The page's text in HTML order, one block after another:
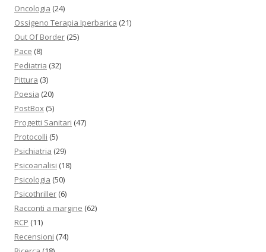
Oncologia (24)
Ossigeno Terapia Iperbarica (21)
Out Of Border (25)
Pace (8)
Pediatria (32)
Pittura (3)
Poesia (20)
PostBox (5)
Progetti Sanitari (47)
Protocolli (5)
Psichiatria (29)
Psicoanalisi (18)
Psicologia (50)
Psicothriller (6)
Racconti a margine (62)
RCP (11)
Recensioni (74)